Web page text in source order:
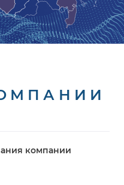
компании